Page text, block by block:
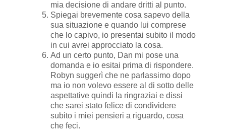
mia decisione di andare dritti al punto.
Spiegai brevemente cosa sapevo della
sua situazione e quando lui comprese
che lo capivo, io presentai subito il modo
in cui avrei approcciato la cosa.
Ad un certo punto, Dan mi pose una
domanda e io esitai prima di rispondere.
Robyn suggerì che ne parlassimo dopo
ma io non volevo essere al di sotto delle
aspettative quindi la ringraziai e dissi
che sarei stato felice di condividere
subito i miei pensieri a riguardo, cosa
che feci.